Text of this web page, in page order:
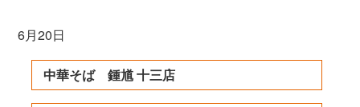
6月20日
中華そば 鍾馗 十三店